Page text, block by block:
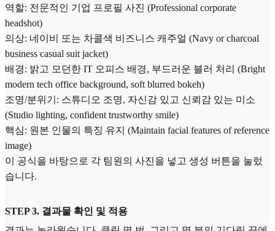
역할: 전문적인 기업 프로필 사진 (Professional corporate
headshot)
의상: 네이비 또는 차콜색 비즈니스 캐주얼 (Navy or charcoal
business casual suit jacket)
배경: 밝고 모던한 IT 오피스 배경, 부드러운 블러 처리 (Bright
modern tech office background, soft blurred bokeh)
조명/분위기: 스튜디오 조명, 자신감 있고 신뢰감 있는 미소
(Studio lighting, confident trustworthy smile)
핵심: 원본 인물의 특징 유지 (Maintain facial features of reference
image)
이 공식을 바탕으로 각 팀원의 사진을 넣고 생성 버튼을 눌렀
습니다.
STEP 3. 결과물 확인 및 적용